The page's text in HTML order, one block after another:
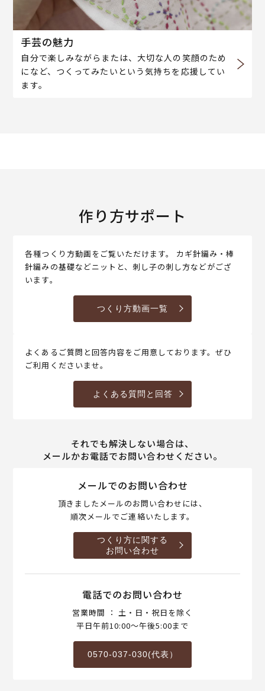
手芸の魅力
自分で楽しみながらまたは、大切な人の笑顔のため
になど、つくってみたいという気持ちを応援してい
ます。
作り方サポート
各種つくり方動画をご覧いただけます。 カギ針編み・棒
針編みの基礎などニットと、刺し子の刺し方などがござ
います。
つくり方動画一覧
よくあるご質問と回答内容をご用意しております。ぜひ
ご利用くださいませ。
よくある質問と回答
それでも解決しない場合は、
メールかお電話でお問い合わせください。
メールでのお問い合わせ
頂きましたメールのお問い合わせには、
順次メールでご連絡いたします。
つくり方に関する
お問い合わせ
電話でのお問い合わせ
営業時間 ： 土・日・祝日を除く
平日午前10:00～午後5:00まで
0570-037-030(代表）